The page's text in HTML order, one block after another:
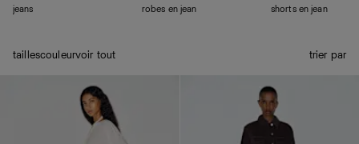
jeans robes en jean shorts en jean
taillescouleurvoir tout trier par